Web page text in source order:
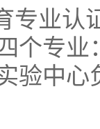
专业认
个专
验中